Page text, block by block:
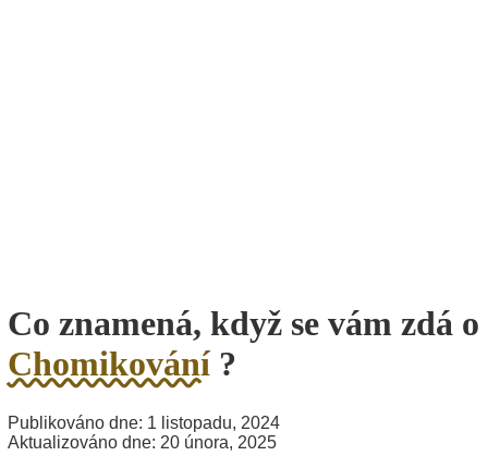
Co znamená, když se vám zdá o
Chomikování?
Publikováno dne: 1 listopadu, 2024
Aktualizováno dne: 20 února, 2025